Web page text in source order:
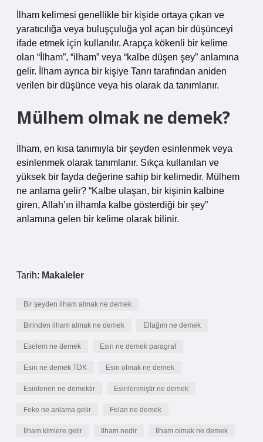
İlham kelimesi genellikle bir kişide ortaya çıkan ve
yaratıcılığa veya buluşçuluğa yol açan bir düşünceyi
ifade etmek için kullanılır. Arapça kökenli bir kelime
olan “İlham”, “ilham” veya “kalbe düşen şey” anlamına
gelir. İlham ayrıca bir kişiye Tanrı tarafından aniden
verilen bir düşünce veya his olarak da tanımlanır.
Mülhem olmak ne demek?
İlham, en kısa tanımıyla bir şeyden esinlenmek veya
esinlenmek olarak tanımlanır. Sıkça kullanılan ve
yüksek bir fayda değerine sahip bir kelimedir. Mülhem
ne anlama gelir? “Kalbe ulaşan, bir kişinin kalbine
giren, Allah’ın ilhamla kalbe gösterdiği bir şey”
anlamına gelen bir kelime olarak bilinir.
Tarih: Makaleler
Bir şeyden ilham almak ne demek
Birinden ilham almak ne demek Ellağım ne demek
Eselem ne demek Esin ne demek paragraf
Esin ne demek TDK Esin olmak ne demek
Esinlenen ne demektir Esinlenmiştir ne demek
Feke ne anlama gelir Felan ne demek
İlham kimlere gelir İlham nedir İlham olmak ne demek